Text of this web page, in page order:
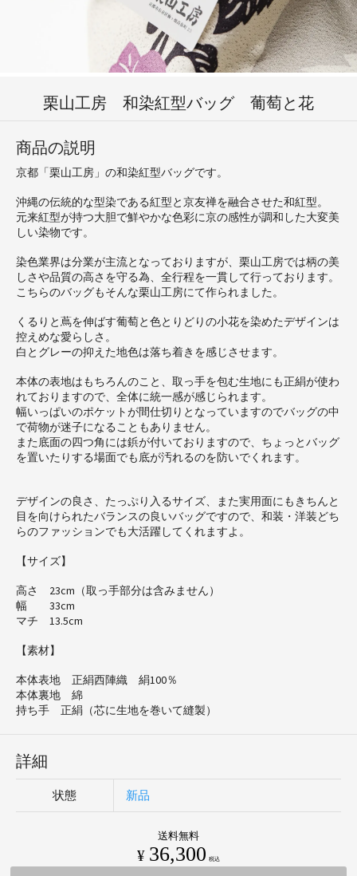
栗山工房 和染紅型バッグ 葡萄と花
商品の説明
京都「栗山工房」の和染紅型バッグです。
沖縄の伝統的な型染である紅型と京友禅を融合させた和紅型。
元来紅型が持つ大胆で鮮やかな色彩に京の感性が調和した大変美
しい染物です。
染色業界は分業が主流となっておりますが、栗山工房では柄の美
しさや品質の高さを守る為、全行程を一貫して行っております。
こちらのバッグもそんな栗山工房にて作られました。
くるりと蔦を伸ばす葡萄と色とりどりの小花を染めたデザインは
控えめな愛らしさ。
白とグレーの抑えた地色は落ち着きを感じさせます。
本体の表地はもちろんのこと、取っ手を包む生地にも正絹が使わ
れておりますので、全体に統一感が感じられます。
幅いっぱいのポケットが間仕切りとなっていますのでバッグの中
で荷物が迷子になることもありません。
また底面の四つ角には鋲が付いておりますので、ちょっとバッグ
を置いたりする場面でも底が汚れるのを防いでくれます。
デザインの良さ、たっぷり入るサイズ、また実用面にもきちんと
目を向けられたバランスの良いバッグですので、和装・洋装どち
らのファッションでも大活躍してくれますよ。
【サイズ】
高さ 23cm（取っ手部分は含みません）
幅 33cm
マチ 13.5cm
【素材】
本体表地 正絹西陣織 絹100％
本体裏地 綿
持ち手 正絹（芯に生地を巻いて縫製）
詳細
状態 新品
送料無料
¥ 36,300 税込